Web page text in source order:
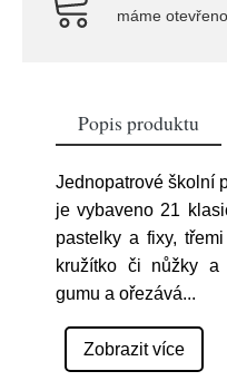
máme
Popis produktu
Jednopatrové školní
je vybaveno 21
pastelky a fixy,
kružítko či nůžky a
gumu a ořezává...
Zobrazit více